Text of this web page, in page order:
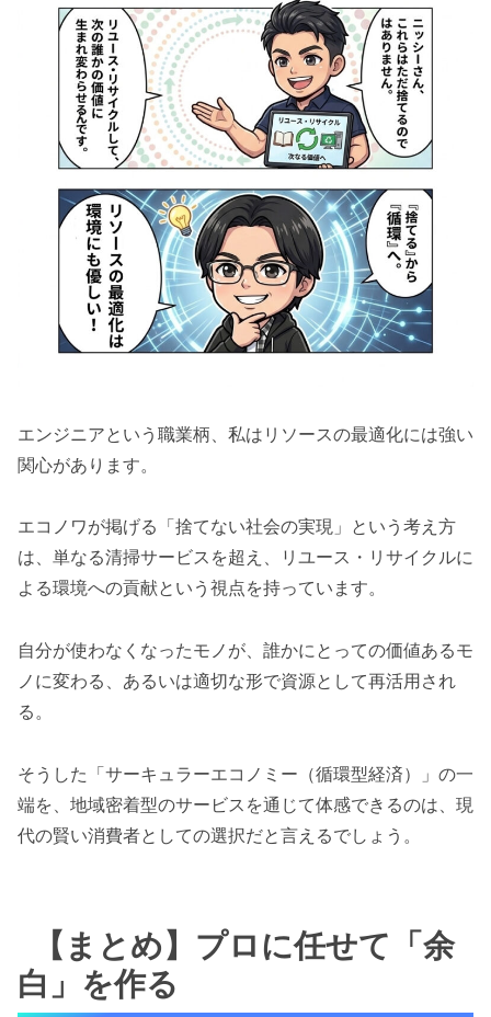
エンジニアという職業柄、私はリソースの最適化には強い
関心があります。
エコノワが掲げる「捨てない社会の実現」という考え方
は、単なる清掃サービスを超え、リユース・リサイクルに
よる環境への貢献という視点を持っています。
自分が使わなくなったモノが、誰かにとっての価値あるモ
ノに変わる、あるいは適切な形で資源として再活用され
る。
そうした「サーキュラーエコノミー（循環型経済）」の一
端を、地域密着型のサービスを通じて体感できるのは、現
代の賢い消費者としての選択だと言えるでしょう。
【まとめ】プロに任せて「余
白」を作る